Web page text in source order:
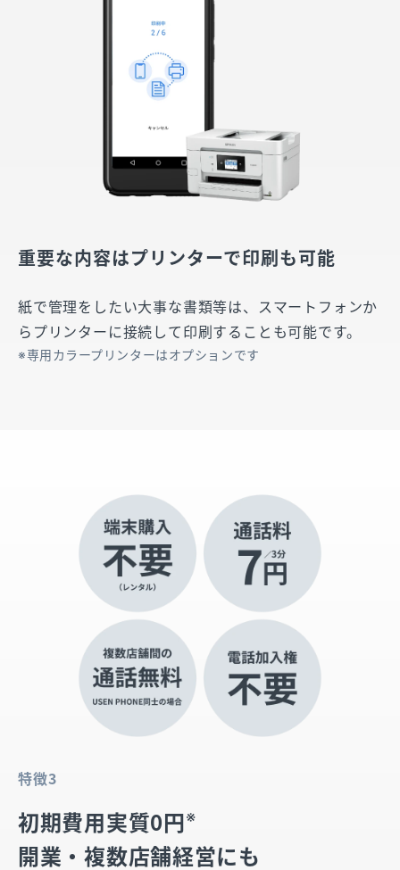
重要な内容はプリンターで印刷も可能
紙で管理をしたい大事な書類等は、スマートフォンか
らプリンターに接続して印刷することも可能です。
専用カラープリンターはオプションです
特徴3
初期費用実質0円※
開業・複数店舗経営にも